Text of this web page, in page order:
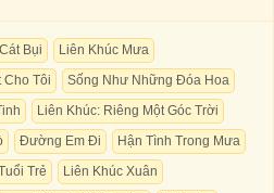
Bụi
Liên Khúc Mưa
Tôi
Sống Như Những Đóa Hoa
Liên Khúc: Riêng Một Góc Trời
Đường Em Đi
Hận Tình Trong Mưa
Trẻ
Liên Khúc Xuân